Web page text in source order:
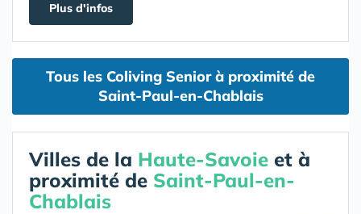
Plus d'infos
Tous les Coliving Senior à proximité de
Saint-Paul-en-Chablais
Villes de la Haute-Savoie et à
proximité de Saint-Paul-en-
Chablais